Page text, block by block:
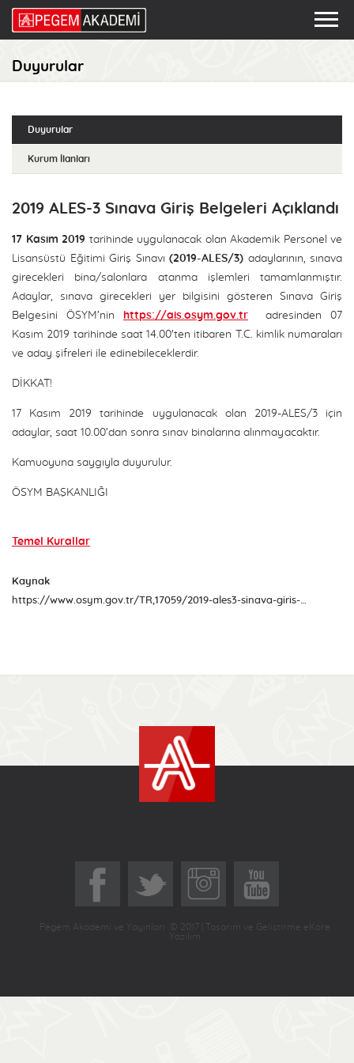
Duyurular
Duyurular
Kurum İlanları
2019 ALES-3 Sınava Giriş Belgeleri Açıklandı
17 Kasım 2019 tarihinde uygulanacak olan Akademik Personel ve
Lisansüstü Eğitimi Giriş Sınavı (2019-ALES/3) adaylarının, sınava
girecekleri bina/salonlara atanma işlemleri tamamlanmıştır.
Adaylar, sınava girecekleri yer bilgisini gösteren Sınava Giriş
Belgesini ÖSYM’nin https://ais.osym.gov.tr adresinden 07
Kasım 2019 tarihinde saat 14.00'ten itibaren T.C. kimlik numaraları
ve aday şifreleri ile edinebileceklerdir.
DİKKAT!
17 Kasım 2019 tarihinde uygulanacak olan 2019-ALES/3 için
adaylar, saat 10.00’dan sonra sınav binalarına alınmayacaktır.
Kamuoyuna saygıyla duyurulur.
ÖSYM BAŞKANLIĞI
Temel Kurallar
Kaynak
https://www.osym.gov.tr/TR,17059/2019-ales3-sinava-giris-belgeleri-aciklandi-07112019.html
Pegem Akademi ve Yayınları © 2017 | Tasarım ve Geliştirme eKare
Yazılım